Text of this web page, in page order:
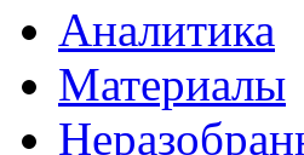
Аналитика
Материалы